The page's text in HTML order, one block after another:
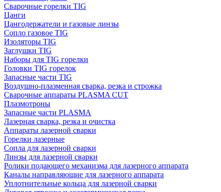
Сварочные горелки TIG
Цанги
Цангодержатели и газовые линзы
Сопло газовое TIG
Изоляторы TIG
Заглушки TIG
Наборы для TIG горелки
Головки TIG горелок
Запасные части TIG
Воздушно-плазменная сварка, резка и строжка
Сварочные аппараты PLASMA CUT
Плазмотроны
Запасные части PLASMA
Лазерная сварка, резка и очистка
Аппараты лазерной сварки
Горелки лазерные
Сопла для лазерной сварки
Линзы для лазерной сварки
Ролики подающего механизма для лазерного аппарата
Каналы направляющие для лазерного аппарата
Уплотнительные кольца для лазерной сварки